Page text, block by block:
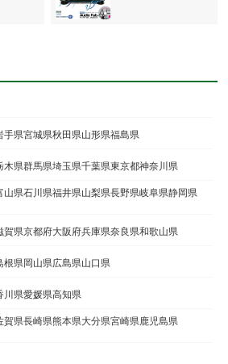
手県宮城県秋田県山形県福島県
木県群馬県埼玉県千葉県東京都神奈川県
山県石川県福井県山梨県長野県岐阜県静岡県
賀県京都府大阪府兵庫県奈良県和歌山県
根県岡山県広島県山口県
川県愛媛県高知県
賀県長崎県熊本県大分県宮崎県 鹿児島県